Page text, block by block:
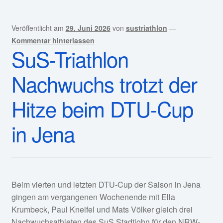
Veröffentlicht am 29. Juni 2026 von sustriathlon —
Kommentar hinterlassen
SuS-Triathlon
Nachwuchs trotzt der
Hitze beim DTU-Cup
in Jena
Beim vierten und letzten DTU-Cup der Saison in Jena
gingen am vergangenen Wochenende mit Ella
Krumbeck, Paul Kneifel und Mats Völker gleich drei